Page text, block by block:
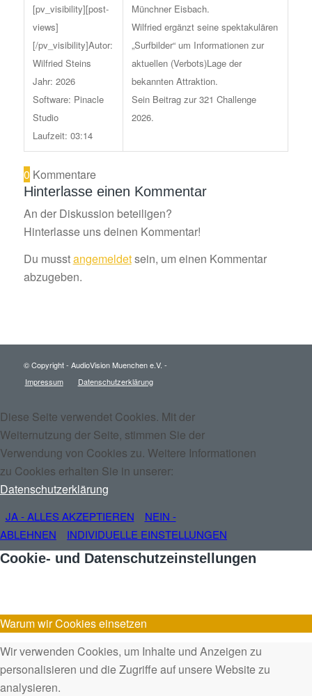
Autor:
Wilfried Steins
Jahr: 2026
Software: Pinacle
Studio
Laufzeit: 03:14
Münchner Eisbach.
Wilfried ergänzt seine spektakulären
„Surfbilder“ um Informationen zur
aktuellen (Verbots)Lage der
bekannten Attraktion.
Sein Beitrag zur 321 Challenge
2026.
0 Kommentare
Hinterlasse einen Kommentar
An der Diskussion beteiligen?
Hinterlasse uns deinen Kommentar!
Du musstangemeldetsein, um einen Kommentar
abzugeben.
© Copyright - AudioVision Muenchen e.V. -
Impressum
Datenschutzerklärung
Diese Seite verwendet Cookies. Mit der
Weiternutzung der Seite, stimmen Sie der
Verwendung von Cookies zu. Weitere Informationen
zu Cookies erhalten Sie in unserer:
Datenschutzerklärung
JA - ALLES AKZEPTIEREN
NEIN -
ABLEHNEN
INDIVIDUELLE EINSTELLUNGEN
Cookie- und Datenschutzeinstellungen
Warum wir Cookies einsetzen
Wir verwenden Cookies, um Inhalte und Anzeigen zu
personalisieren und die Zugriffe auf unsere Website zu
analysieren.